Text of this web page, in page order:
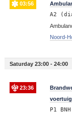
03:56
A2
Noord-
Saturday 23:00 - 24:00
23:36
P1